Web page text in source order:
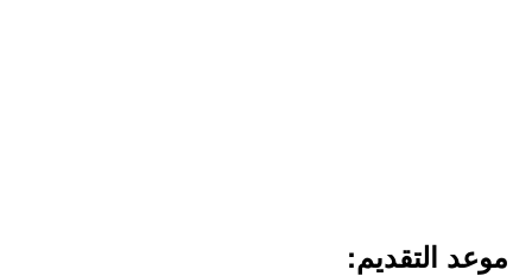
موعد التقديم: